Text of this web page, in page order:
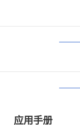
应用手册